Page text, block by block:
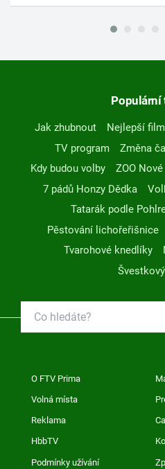
Populární
Jak zhubnout Nejlepší
TV program
Změna
Kdy budou volby
ZOO
7 pádů Honzy Dědka
Tatarák podle
Pěstování lichořeřišnice
Tvarohové knedlíky
O FTV Prima
Volná místa
Reklama
HbbTV
Podmínky užívání